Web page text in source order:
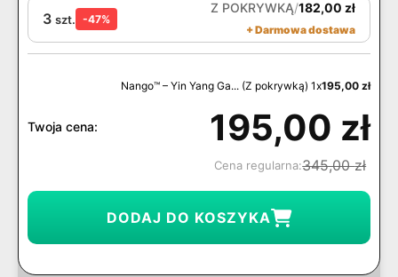
3 szt. -47%
Z POKRYWKĄ/182,00 zł
+ Darmowa dostawa
Nango™ – Yin Yang Ga... (Z pokrywką) 1x195,00 zł
Twoja cena: 195,00 zł
Cena regularna:345,00zł
DODAJ DO KOSZYKA